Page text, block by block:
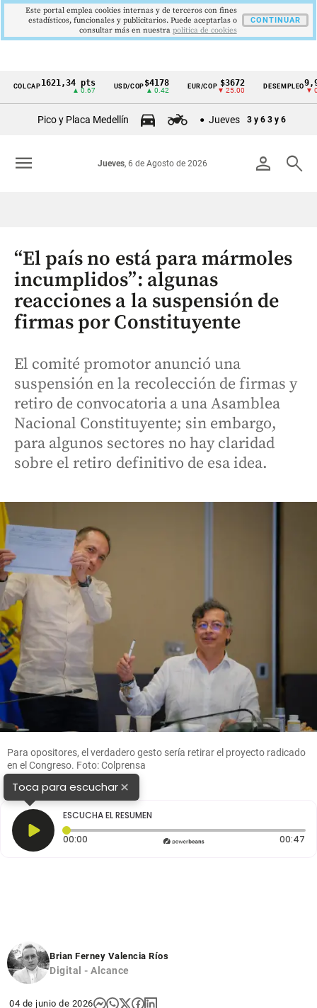
Cintillo
Colombia
1621,34 pts USD/COP$4178
▲ 0.42
EUR/COP $3672
▼ 25.00
DESEMPLEO9,9 %
▼ 0.30
Pico y Placa Medellín Jueves 3 y 6 3 y 6
person search
Jueves, 6 de Agosto de 2026
menu
“El país no está para mármoles
incumplidos”: algunas
reacciones a la suspensión de
firmas por Constituyente
El comité promotor anunció una
suspensión en la recolección de firmas y
retiro de convocatoria a una Asamblea
Nacional Constituyente; sin embargo,
para algunos sectores no hay claridad
sobre el retiro definitivo de esa idea.
Para opositores, el verdadero gesto sería retirar el proyecto radicado
en el Congreso. Foto: Colprensa
Toca para escuchar×
ESCUCHA EL RESUMEN
00:00 Tiempo transcurrido: 0 segundos 00:47
Brian Ferney Valencia Ríos
Digital - Alcance
04 de junio de 2026
Este portal emplea cookies internas y de terceros con fines
estadísticos, funcionales y publicitarios. Puede aceptarlas o
consultar más en nuestra politica de cookies
CONTINUAR